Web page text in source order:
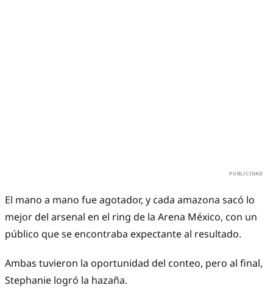
El mano a mano fue agotador, y cada amazona sacó lo
mejor del arsenal en el ring de la Arena México, con un
público que se encontraba expectante al resultado.
Ambas tuvieron la oportunidad del conteo, pero al final,
Stephanie logró la hazaña.